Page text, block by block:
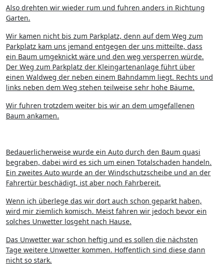
Also drehten wir wieder rum und fuhren anders in Richtung
Garten.
Wir kamen nicht bis zum Parkplatz, denn auf dem Weg zum
Parkplatz kam uns jemand entgegen der uns mitteilte, dass
ein Baum umgeknickt wäre und den weg versperren würde.
Der Weg zum Parkplatz der Kleingartenanlage führt über
einen Waldweg der neben einem Bahndamm liegt. Rechts und
links neben dem Weg stehen teilweise sehr hohe Bäume.
Wir fuhren trotzdem weiter bis wir an dem umgefallenen
Baum ankamen.
Bedauerlicherweise wurde ein Auto durch den Baum quasi
begraben, dabei wird es sich um einen Totalschaden handeln.
Ein zweites Auto wurde an der Windschutzscheibe und an der
Fahrertür beschädigt, ist aber noch Fahrbereit.
Wenn ich überlege das wir dort auch schon geparkt haben,
wird mir ziemlich komisch. Meist fahren wir jedoch bevor ein
solches Unwetter losgeht nach Hause.
Das Unwetter war schon heftig und es sollen die nächsten
Tage weitere Unwetter kommen. Hoffentlich sind diese dann
nicht so stark.